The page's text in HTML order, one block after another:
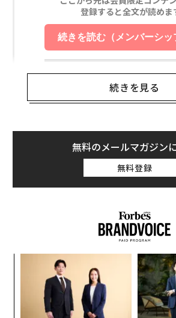
続きを見る
無料のメールマガジン
無料登録